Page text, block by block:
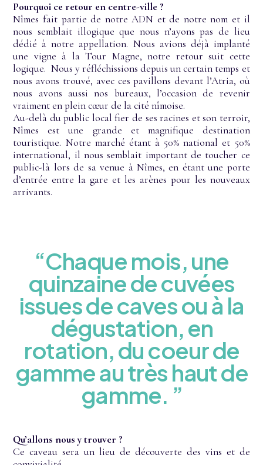
Pourquoi ce retour en centre-ville ?
Nîmes fait partie de notre ADN et de notre nom et il
nous semblait illogique que nous n’ayons pas de lieu
dédié à notre appellation. Nous avions déjà implanté
une vigne à la Tour Magne, notre retour suit cette
logique. Nous y réfléchissions depuis un certain temps et
nous avons trouvé, avec ces pavillons devant l’Atria, où
nous avons aussi nos bureaux, l’occasion de revenir
vraiment en plein cœur de la cité nîmoise.
Au-delà du public local fier de ses racines et son terroir,
Nîmes est une grande et magnifique destination
touristique. Notre marché étant à 50% national et 50%
international, il nous semblait important de toucher ce
public-là lors de sa venue à Nîmes, en étant une porte
d’entrée entre la gare et les arènes pour les nouveaux
arrivants.
“Chaque mois, une
quinzaine de cuvées
issues de caves ou à la
dégustation, en
rotation, du coeur de
gamme au très haut de
gamme. ”
Qu’allons nous y trouver ?
Ce caveau sera un lieu de découverte des vins et de